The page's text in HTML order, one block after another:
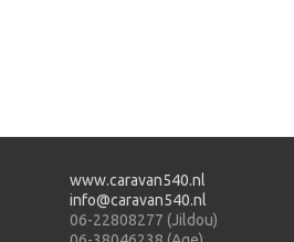
www.caravan540.nl
info@caravan540.nl
06-22808277 (Jildou)